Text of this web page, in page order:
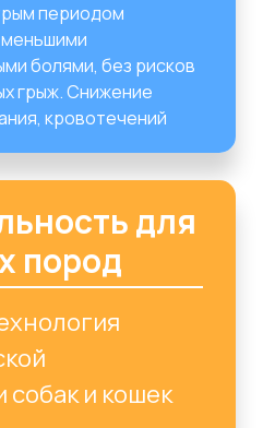
периодом
болями, без рисков
грыж. Снижение
кровотечений
для
пород
собак и кошек